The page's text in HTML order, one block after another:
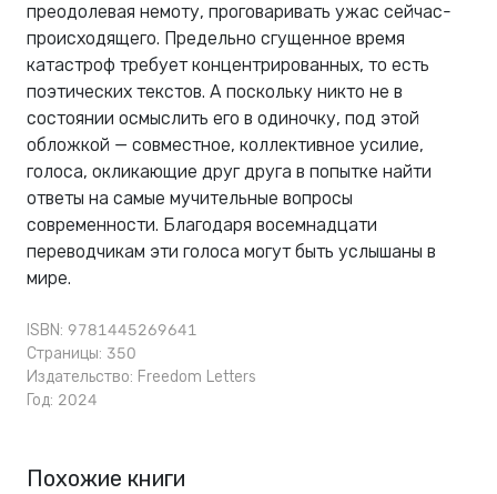
преодолевая немоту, проговаривать ужас сейчас-
происходящего. Предельно сгущенное время
катастроф требует концентрированных, то есть
поэтических текстов. А поскольку никто не в
состоянии осмыслить его в одиночку, под этой
обложкой — совместное, коллективное усилие,
голоса, окликающие друг друга в попытке найти
ответы на самые мучительные вопросы
современности. Благодаря восемнадцати
переводчикам эти голоса могут быть услышаны в
мире.
ISBN: 9781445269641
Страницы: 350
Издательство: Freedom Letters
Год: 2024
Похожие книги